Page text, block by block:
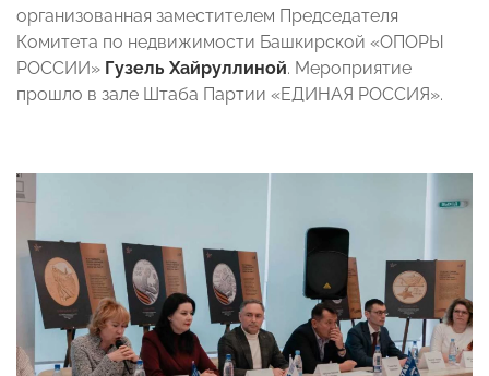
организованная заместителем Председателя
Комитета по недвижимости Башкирской «ОПОРЫ
РОССИИ» Гузель Хайруллиной. Мероприятие
прошло в зале Штаба Партии «ЕДИНАЯ РОССИЯ».